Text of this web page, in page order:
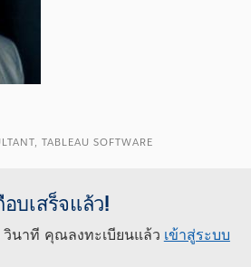
TABLEAU SOFTWARE
อบเสร็จแล้ว!
วินาที คุณลงทะเบียนแล้ว เข้าสู่ระบบ